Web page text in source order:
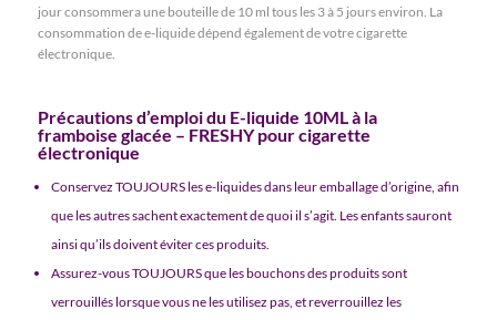
jour consommera une bouteille de 10 ml tous les 3 à 5 jours environ. La
consommation de e-liquide dépend également de votre cigarette
électronique.
Précautions d’emploi du E-liquide 10ML à la
framboise glacée – FRESHY pour cigarette
électronique
Conservez TOUJOURS les e-liquides dans leur emballage d’origine, afin
que les autres sachent exactement de quoi il s’agit. Les enfants sauront
ainsi qu’ils doivent éviter ces produits.
Assurez-vous TOUJOURS que les bouchons des produits sont
verrouillés lorsque vous ne les utilisez pas, et reverrouillez les